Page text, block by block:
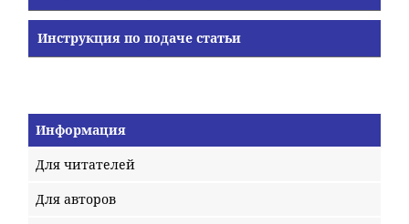
Инструкция по подаче статьи
Информация
Для читателей
Для авторов